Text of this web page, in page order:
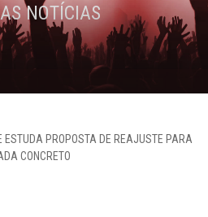
NOTÍCIAS
ESTUDA PROPOSTA DE REAJUSTE PARA
CONCRETO